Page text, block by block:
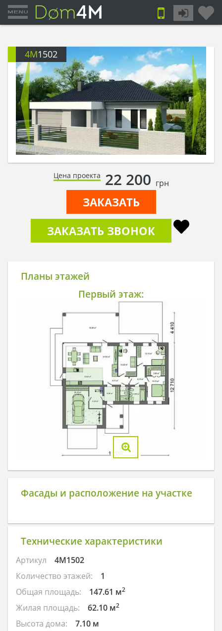
4M1502
Цена проекта 22 200 грн
ЗАКАЗАТЬ
ЗАКАЗАТЬ ЗВОНОК
Планы этажей
Первый этаж:
Фасады и расположение на участке
Технические характеристики
Артикул
4M1502
Количество этажей:
1
Общая площадь:
147.61 м2
Жилая площадь: 62.10 м2
Высота дома:
7.10 м